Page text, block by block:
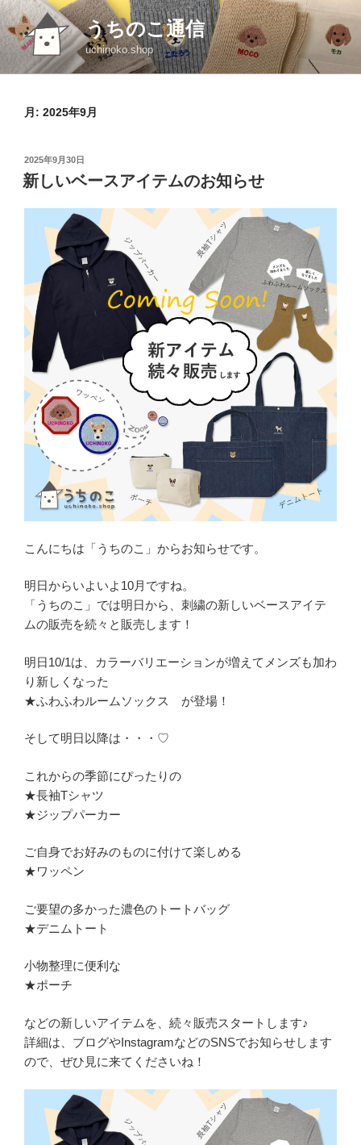
コ
ン
テ
ン
うちのこ通信
uchinoko.shop
月: 2025年9月
投
稿
日:
2025年9月30日
新しいベースアイテムのお知らせ
こんにちは「うちのこ」からお知らせです。
明日からいよいよ10月ですね。
「うちのこ」では明日から、刺繍の新しいベースアイテ
ムの販売を続々と販売します！
明日10/1は、カラーバリエーションが増えてメンズも加わ
り新しくなった
★ふわふわルームソックス が登場！
そして明日以降は・・・♡
これからの季節にぴったりの
★長袖Tシャツ
★ジップパーカー
ご自身でお好みのものに付けて楽しめる
★ワッペン
ご要望の多かった濃色のトートバッグ
★デニムトート
小物整理に便利な
★ポーチ
などの新しいアイテムを、続々販売スタートします♪
詳細は、ブログやInstagramなどのSNSでお知らせします
ので、ぜひ見に来てくださいね！